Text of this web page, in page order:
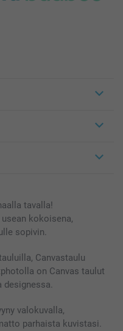
tavalla!
kokoisena,
sopivin.
Canvastaulu
on Canvas taulut
designessa.
valokuvalla,
parhaista kuvistasi.